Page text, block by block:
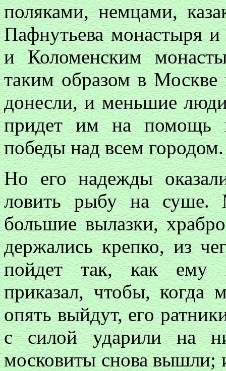
поляками, немцами,
Пафнутьева монастыря
и Коломенским
таким образом в Москве
донесли, и меньшие
придет им на помощь и
победы над всем городом.
Но его надежды
ловить рыбу на суше.
большие вылазки,
держались крепко, из
пойдет так, как ему
приказал, чтобы, когда
опять выйдут, его
с силой ударили на
московиты снова вышли;